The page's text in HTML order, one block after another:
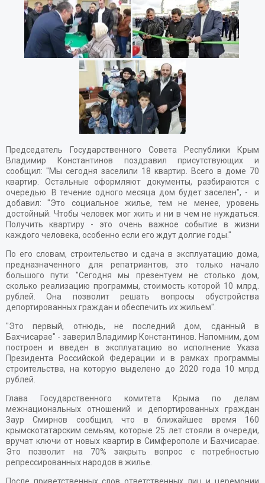
Председатель Государственного Совета Республики Крым
Владимир Константинов поздравил присутствующих и
сообщил: "Мы сегодня заселили 18 квартир. Всего в доме 70
квартир. Остальные оформляют документы, разбираются с
очередью. В течение одного месяца дом будет заселен", - и
добавил: "Это социальное жилье, тем не менее, уровень
достойный. Чтобы человек мог жить и ни в чем не нуждаться.
Получить квартиру - это очень важное событие в жизни
каждого человека, особенно если его ждут долгие годы."
По его словам, строительство и сдача в эксплуатацию дома,
предназначенного для репатриантов, это только начало
большого пути: "Сегодня мы презентуем не столько дом,
сколько реализацию программы, стоимость которой 10 млрд.
рублей. Она позволит решать вопросы обустройства
депортированных граждан и обеспечить их жильем".
"Это первый, отнюдь, не последний дом, сданный в
Бахчисарае" - заверил Владимир Константинов. Напомним, дом
построен и введен в эксплуатацию во исполнение Указа
Президента Российской Федерации и в рамках программы
строительства, на которую выделено до 2020 года 10 млрд
рублей.
Глава Государственного комитета Крыма по делам
межнациональных отношений и депортированных граждан
Заур Смирнов сообщил, что в ближайшее время 160
крымскотатарским семьям, которые 25 лет стояли в очереди,
вручат ключи от новых квартир в Симферополе и Бахчисарае.
Это позволит на 70% закрыть вопрос с потребностью
репрессированных народов в жилье.